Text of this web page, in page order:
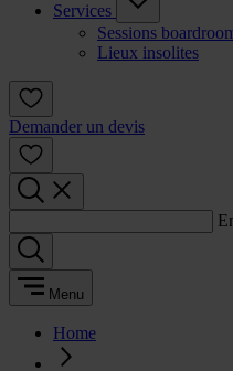
Services
Sessions
Lieux insolites
Demander un devis
Menu
Home